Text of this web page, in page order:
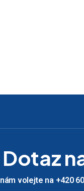
Dotaz
volejte na +420